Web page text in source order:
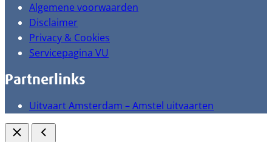
Algemene voorwaarden
Disclaimer
Privacy & Cookies
Servicepagina VU
Partnerlinks
Uitvaart Amsterdam – Amstel uitvaarten